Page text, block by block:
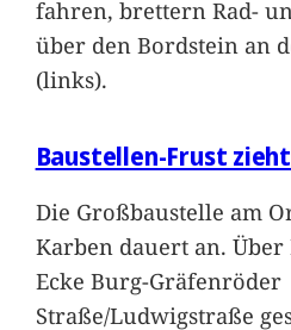
fahren, brettern Rad-
über den Bordstein an
(links).
Baustellen-Frust
Die Großbaustelle am
Karben dauert an.
Ecke Burg-Gräfenröder
Straße/Ludwigstraße